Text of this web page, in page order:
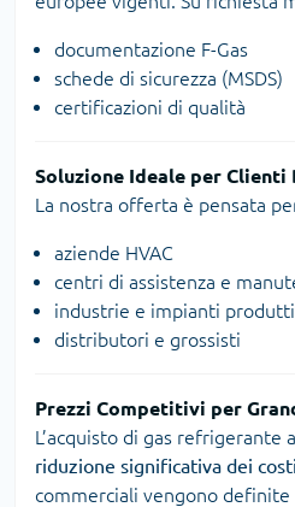
documentazione F-Gas
schede di sicurezza (MSDS)
certificazioni di qualità
Soluzione Ideale per Clienti
La nostra offerta è pensata
aziende HVAC
centri di assistenza e
industrie e impianti
distributori e grossisti
Prezzi Competitivi per
L’acquisto di gas refrigerante
riduzione significativa dei
commerciali vengono definite